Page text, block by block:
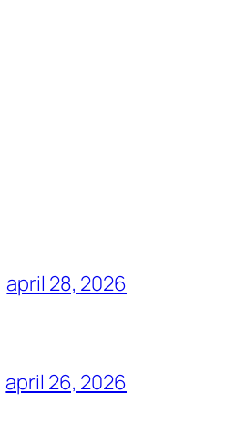
april 28, 2026
april 26, 2026